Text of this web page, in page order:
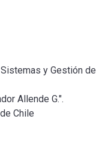
y Gestión de
Allende G.".
Chile